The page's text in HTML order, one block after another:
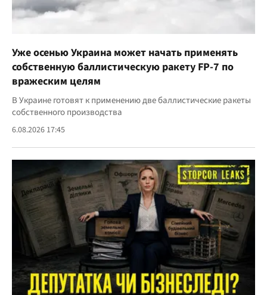
Уже осенью Украина может начать применять
собственную баллистическую ракету FP-7 по
вражеским целям
В Украине готовят к применению две баллистические ракеты
собственного производства
6.08.2026 17:45